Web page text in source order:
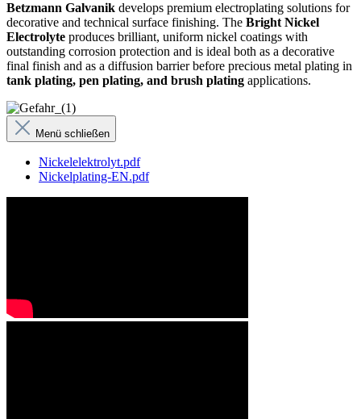
Betzmann Galvanik develops premium electroplating solutions for
decorative and technical surface finishing. The Bright Nickel
Electrolyte produces brilliant, uniform nickel coatings with
outstanding corrosion protection and is ideal both as a decorative
final finish and as a diffusion barrier before precious metal plating in
tank plating, pen plating, and brush plating applications.
Menü schließen
Nickelelektrolyt.pdf
Nickelplating-EN.pdf